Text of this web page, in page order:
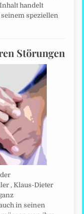
handelt
speziellen
Störungen
, Klaus-Dieter
in seinen